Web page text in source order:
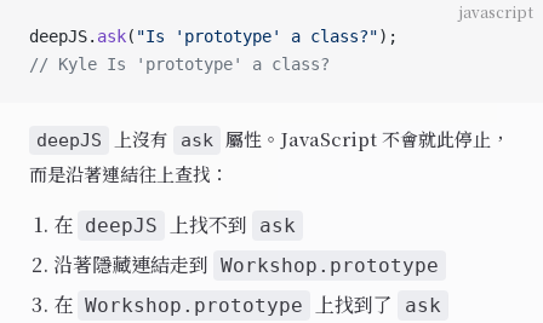
javascript
deepJS. ask( "Is 'prototype' a class?");
// Kyle Is 'prototype' a class?
deepJS 上沒有 ask
屬性。JavaScript 不會就此停止，
而是沿著連結往上查找：
在 deepJS 上找不到 ask
沿著隱藏連結走到 Workshop.prototype
在 Workshop.prototype 上找到了 ask